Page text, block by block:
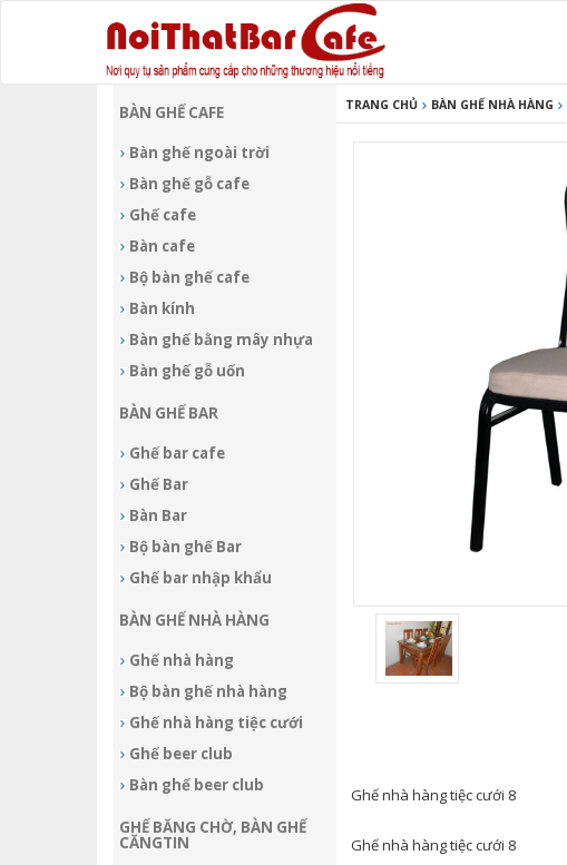
BÀN GHẾ CAFE
Bàn ghế ngoài trời
Bàn ghế gỗ cafe
Ghế cafe
Bàn cafe
Bộ bàn ghế cafe
Bàn kính
Bàn ghế bằng mây nhựa
Bàn ghế gỗ uốn
BÀN GHẾ BAR
Ghế bar cafe
Ghế Bar
Bàn Bar
Bộ bàn ghế Bar
Ghế bar nhập khẩu
BÀN GHẾ NHÀ HÀNG
Ghế nhà hàng
Bộ bàn ghế nhà hàng
Ghế nhà hàng tiệc cưới
Ghế beer club
Bàn ghế beer club
GHẾ BĂNG CHỜ, BÀN GHẾ
CĂNGTIN
TRANG CHỦ BÀN GHẾ NHÀ HÀNG
Ghế nhà hàng tiệc cưới 8
Ghế nhà hàng tiệc cưới 8